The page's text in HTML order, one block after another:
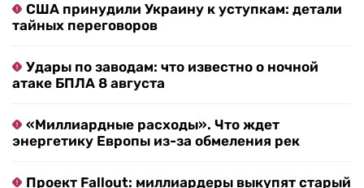
США принудили Украину к уступкам: детали
тайных переговоров
Удары по заводам: что известно о ночной
атаке БПЛА 8 августа
«Миллиардные расходы». Что ждет
энергетику Европы из-за обмеления рек
Проект Fallout: миллиардеры выкупят старый